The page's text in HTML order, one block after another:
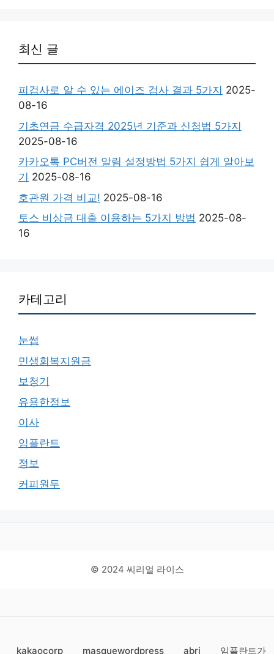
최신 글
피검사로 알 수 있는 에이즈 검사 결과 5가지 2025-
08-16
기초연금 수급자격 2025년 기준과 신청법 5가지
2025-08-16
카카오톡 PC버전 알림 설정방법 5가지 쉽게 알아보
기 2025-08-16
호관원 가격 비교! 2025-08-16
토스 비상금 대출 이용하는 5가지 방법 2025-08-
16
카테고리
눈썹
민생회복지원금
보청기
유용한정보
이사
임플란트
정보
커피원두
© 2024 씨리얼 라이스
kakaocorp masquewordpress abri 임플란트가